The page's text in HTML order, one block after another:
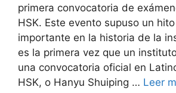
primera convocatoria de
HSK. Este evento supuso un
importante en la historia de la
es la primera vez que un
una convocatoria oficial en
HSK, o Hanyu Shuiping … Leer